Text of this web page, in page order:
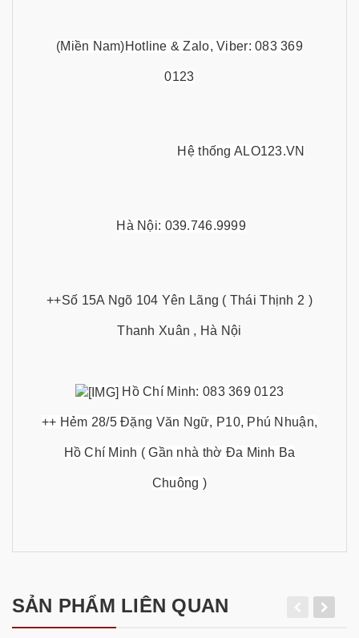
(Miền Nam)Hotline & Zalo, Viber: 083 369
0123
Hệ thống ALO123.VN
Hà Nội: 039.746.9999
++Số 15A Ngõ 104 Yên Lãng ( Thái Thịnh 2 )
Thanh Xuân , Hà Nội
Hồ Chí Minh: 083 369 0123
++ Hẻm 28/5 Đặng Văn Ngữ, P10, Phú Nhuận,
Hồ Chí Minh ( Gần nhà thờ Đa Minh Ba
Chuông )
SẢN PHẨM LIÊN QUAN